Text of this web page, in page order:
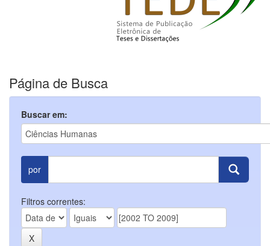
Página de Busca
Buscar em:
por
Filtros correntes: